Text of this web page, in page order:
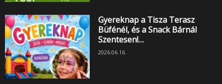
Gyereknap a Tisza Terasz
Büfénél, és a Snack Bárnál
Szentesen!…
2026.06.16.